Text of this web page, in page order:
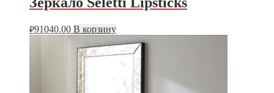
₽91040.00 В корзину